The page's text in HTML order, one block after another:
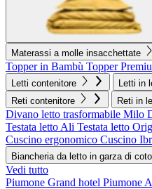
Materassi a molle insacchettate
Topper in Bambù Topper
Letti contenitore Letti in
Reti contenitore Reti in
Divano letto trasformabile Milo
Testata letto Ali Testata letto
Cuscino ergonomico Cuscino
Biancheria da letto in garza di
Vedi tutto
Piumone Grand hotel Piumone